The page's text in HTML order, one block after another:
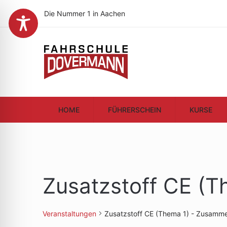
Die Nummer 1 in Aachen
HOME FÜHRERSCHEIN KURSE
Zusatzstoff CE
Veranstaltungen Zusatzstoff CE (Thema 1) -